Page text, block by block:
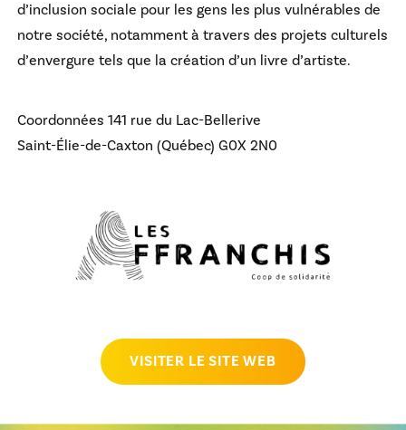
d’inclusion sociale pour les gens les plus vulnérables de
notre société, notamment à travers des projets culturels
d’envergure tels que la création d’un livre d’artiste.
Coordonnées 141 rue du Lac-Bellerive
Saint-Élie-de-Caxton (Québec) G0X 2N0
VISITER LE SITE WEB